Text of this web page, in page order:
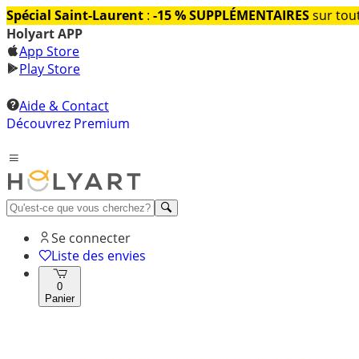
Spécial Saint-Laurent : -15 % SUPPLÉMENTAIRESsur
Holyart APP
App Store
Play Store
Aide & Contact
Découvrez Premium
Se connecter
Liste des envies
0
Panier